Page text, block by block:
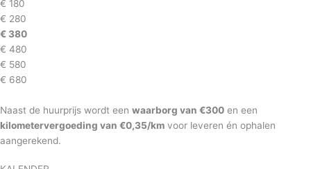
€ 180
€ 280
€ 380
€ 480
€ 580
€ 680
Naast de huurprijs wordt een waarborg van €300 en een
kilometervergoeding van €0,35/km voor leveren én ophalen
aangerekend.